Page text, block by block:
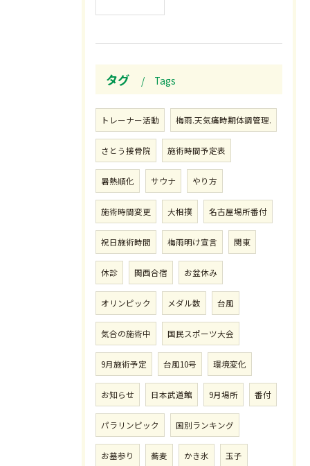
タグ Tags
トレーナー活動 梅雨.天気痛時期体調管理.
さとう接骨院 施術時間予定表
暑熱順化 サウナ やり方
施術時間変更 大相撲 名古屋場所番付
祝日施術時間 梅雨明け宣言 関東
休診 関西合宿 お盆休み
オリンピック メダル数 台風
気合の施術中 国民スポーツ大会
9月施術予定 台風10号 環境変化
お知らせ 日本武道館 9月場所 番付
パラリンピック 国別ランキング
お墓参り 蕎麦 かき氷 玉子